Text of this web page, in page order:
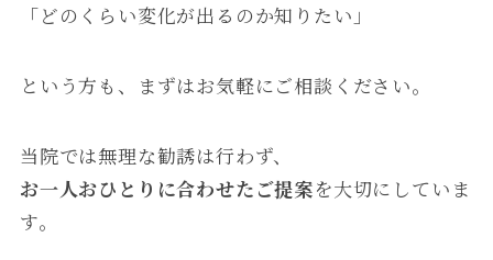
「どのくらい変化が出るのか知りたい」
という方も、まずはお気軽にご相談ください。
当院では無理な勧誘は行わず、
お一人おひとりに合わせたご提案を大切にしていま
す。